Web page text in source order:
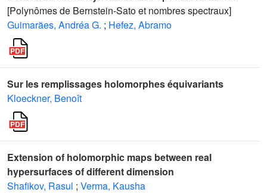
[Polynômes de Bernstein-Sato et nombres spectraux]
Guimarães, Andréa G. ; Hefez, Abramo
Sur les remplissages holomorphes équivariants
Kloeckner, Benoît
Extension of holomorphic maps between real
hypersurfaces of different dimension
Shafikov, Rasul ; Verma, Kausha